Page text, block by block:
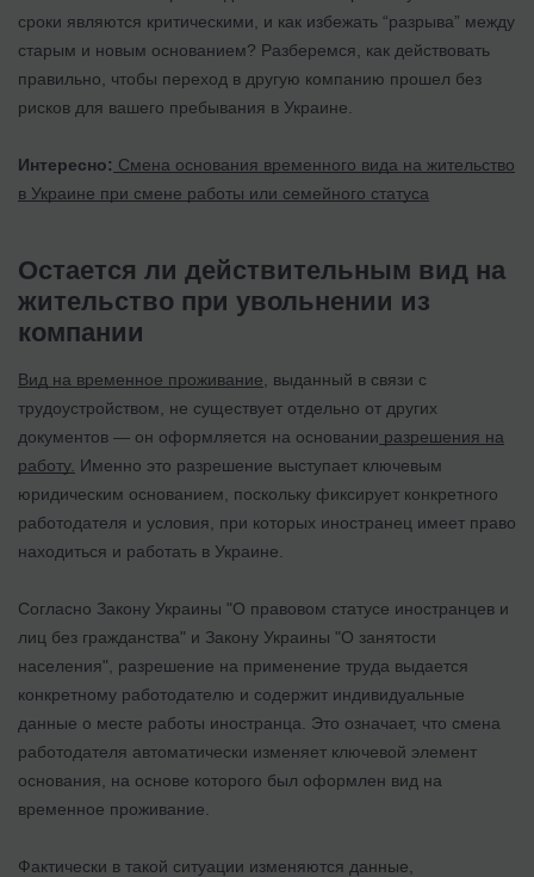
сроки являются критическими, и как избежать “разрыва” между
старым и новым основанием? Разберемся, как действовать
правильно, чтобы переход в другую компанию прошел без
рисков для вашего пребывания в Украине.
Интересно: Смена основания временного вида на жительство
в Украине при смене работы или семейного статуса
Остается ли действительным вид на
жительство при увольнении из
компании
Вид на временное проживание , выданный в связи с
трудоустройством, не существует отдельно от других
документов — он оформляется на основании разрешения на
работу. Именно это разрешение выступает ключевым
юридическим основанием, поскольку фиксирует конкретного
работодателя и условия, при которых иностранец имеет право
находиться и работать в Украине.
Согласно Закону Украины "О правовом статусе иностранцев и
лиц без гражданства" и Закону Украины "О занятости
населения", разрешение на применение труда выдается
конкретному работодателю и содержит индивидуальные
данные о месте работы иностранца. Это означает, что смена
работодателя автоматически изменяет ключевой элемент
основания, на основе которого был оформлен вид на
временное проживание.
Фактически в такой ситуации изменяются данные,